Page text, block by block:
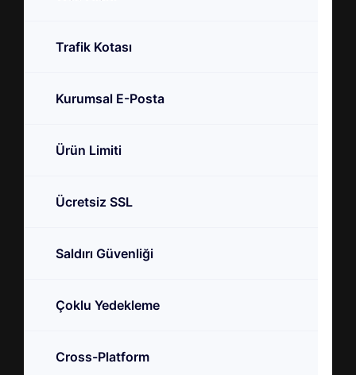
Trafik Kotası
Kurumsal E-Posta
Ürün Limiti
Ücretsiz SSL
Saldırı Güvenliği
Çoklu Yedekleme
Cross-Platform